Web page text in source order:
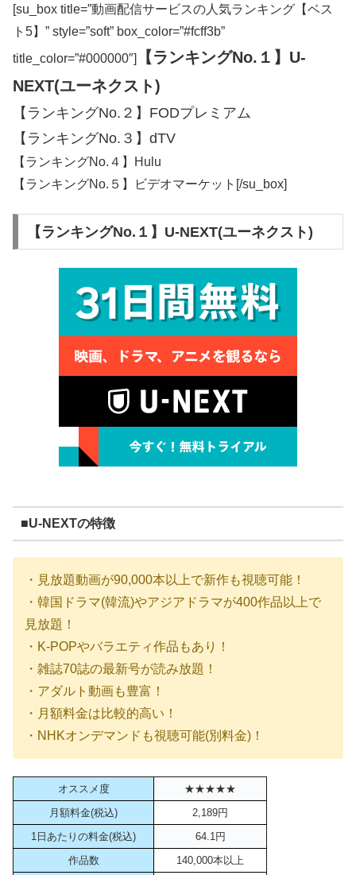
[su_box title=”動画配信サービスの人気ランキング【ベス
ト5】” style=”soft” box_color=”#fcff3b”
title_color=”#000000″]
【ランキングNo.１】U-
NEXT(ユーネクスト)
【ランキングNo.２】FODプレミアム
【ランキングNo.３】dTV
【ランキングNo.４】Hulu
【ランキングNo.５】ビデオマーケット[/su_box]
【ランキングNo.１】U-NEXT(ユーネクスト)
■U-NEXTの特徴
・見放題動画が90,000本以上で新作も視聴可能！
・韓国ドラマ(韓流)やアジアドラマが400作品以上で
見放題！
・K-POPやバラエティ作品もあり！
・雑誌70誌の最新号が読み放題！
・アダルト動画も豊富！
・月額料金は比較的高い！
・NHKオンデマンドも視聴可能(別料金)！
オススメ度
★★★★★
月額料金(税込)
2,189円
1日あたりの料金(税込)
64.1円
作品数
140,000本以上